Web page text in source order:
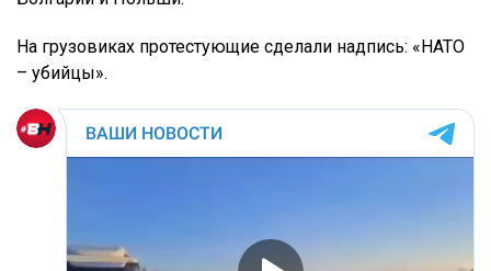
На грузовиках протестующие сделали надпись: «НАТО
– убийцы».